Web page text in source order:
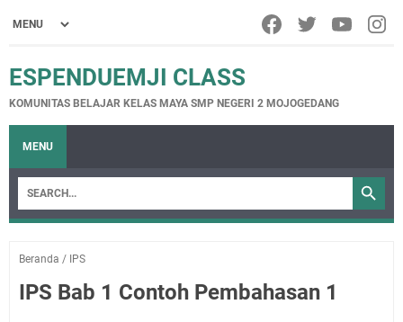
ESPENDUEMJI CLASS
KOMUNITAS BELAJAR KELAS MAYA SMP NEGERI 2 MOJOGEDANG
MENU
Beranda / IPS
IPS Bab 1 Contoh Pembahasan 1